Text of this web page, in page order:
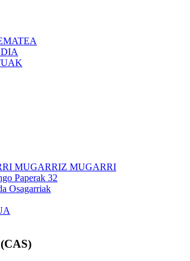
MUGARRIZ MUGARRI
Paperak 32
Osagarriak